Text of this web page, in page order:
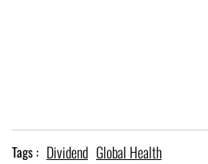
Tags : Dividend Global Health